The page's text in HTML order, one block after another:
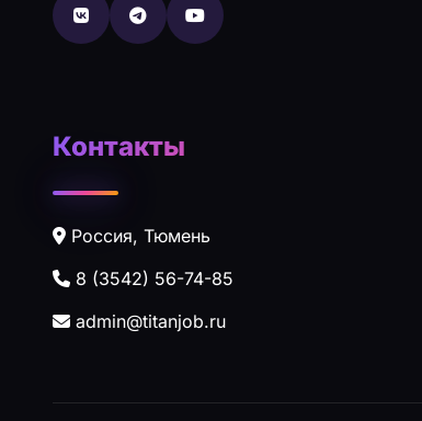
Контакты
Россия, Тюмень
8 (3542) 56-74-85
admin@titanjob.ru